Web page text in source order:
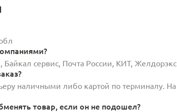
сервис, Почта России, КИТ,
наличными либо картой по терминалу.
товар, если он не подошел?